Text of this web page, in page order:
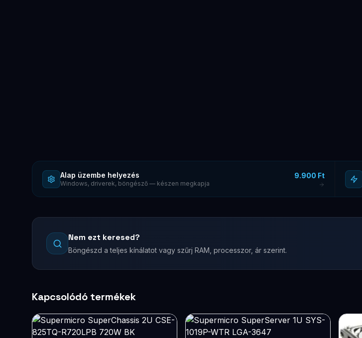
Alap üzembe helyezés
Windows, driverek, böngésző — készen megkapja
9.900 Ft
Nem ezt keresed?
Böngészd a teljes kínálatot vagy szűrj RAM, processzor, ár szerint.
Kapcsolódó termékek